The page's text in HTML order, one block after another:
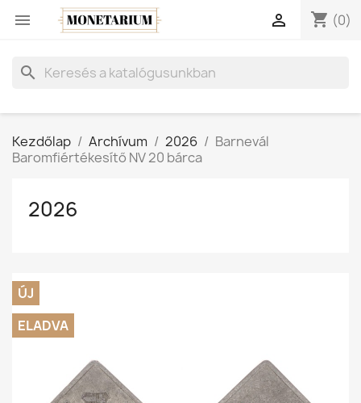
 shopping_cart (0)

search
Kezdőlap Archívum 2026
Barnevál
Baromfiértékesítő NV 20 bárca
2026
ÚJ
ELADVA